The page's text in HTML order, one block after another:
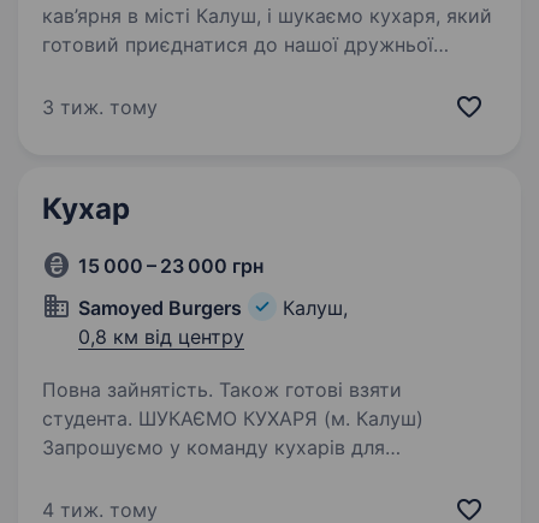
кав’ярня в місті Калуш, і шукаємо кухаря, який
готовий приєднатися до нашої дружньої
розвиватися у сфері кулінарії та працювати
3 тиж. тому
Кухар
15 000 – 23 000 грн
Samoyed Burgers
Калуш,
0,8 км від центру
Повна зайнятість. Також готові взяти
студента. ШУКАЄМО КУХАРЯ (м. Калуш)
Запрошуємо у команду кухарів для
відповідальних, охайних та креативних людей,
4 тиж. тому